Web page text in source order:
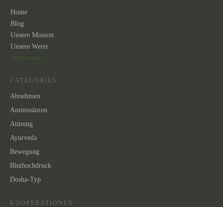
Home
Blog
Unsere Mission
Unsere Werte
Impressum
CATEGORIES
Abnehmen
Aminosäuren
Atmung
Ayurveda
Bewegung
Bluthochdruck
Dosha-Typ
KOOPERATIONEN